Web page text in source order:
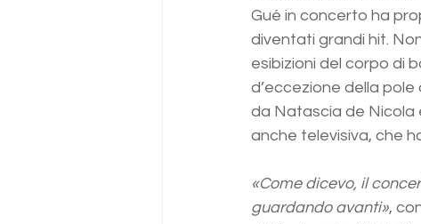
Gué in concerto ha
diventati grandi hit.
esibizioni del corpo di
d’eccezione della
da Natascia de Nicola
anche televisiva, che
«Come dicevo, il
guardando avanti»,